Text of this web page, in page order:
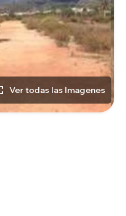
Ver todas las Imagenes